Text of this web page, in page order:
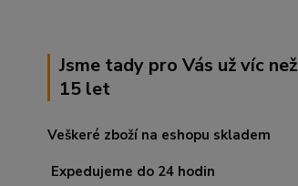
Jsme tady pro Vás už víc než
15 let
Veškeré zboží na eshopu skladem
Expedujeme do 24 hodin